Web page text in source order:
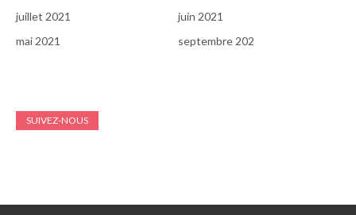
juillet 2021
juin 2021
mai 2021
septembre 202
SUIVEZ-NOUS